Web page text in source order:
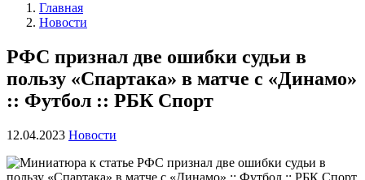
Главная
Новости
РФС признал две ошибки судьи в
пользу «Спартака» в матче с «Динамо»
:: Футбол :: РБК Спорт
12.04.2023 Новости